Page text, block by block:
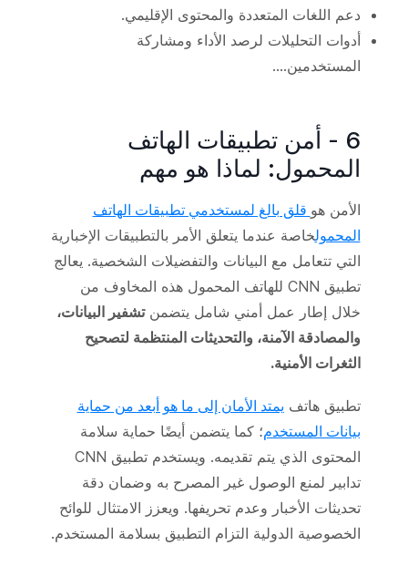
دعم اللغات المتعددة والمحتوى الإقليمي.
أدوات التحليلات لرصد الأداء ومشاركة
المستخدمين....
6 - أمن تطبيقات الهاتف
المحمول: لماذا هو مهم
الأمن هو قلق بالغ لمستخدمي تطبيقات الهاتف
المحمولخاصة عندما يتعلق الأمر بالتطبيقات الإخبارية
التي تتعامل مع البيانات والتفضيلات الشخصية. يعالج
تطبيق CNN للهاتف المحمول هذه المخاوف من
خلال إطار عمل أمني شامل يتضمنتشفير البيانات،
والمصادقة الآمنة، والتحديثات المنتظمة لتصحيح
الثغرات الأمنية.
تطبيق هاتف يمتد الأمان إلى ما هو أبعد من حماية
بيانات المستخدم؛ كما يتضمن أيضًا حماية سلامة
المحتوى الذي يتم تقديمه. ويستخدم تطبيق CNN
تدابير لمنع الوصول غير المصرح به وضمان دقة
تحديثات الأخبار وعدم تحريفها. ويعزز الامتثال للوائح
الخصوصية الدولية التزام التطبيق بسلامة المستخدم.